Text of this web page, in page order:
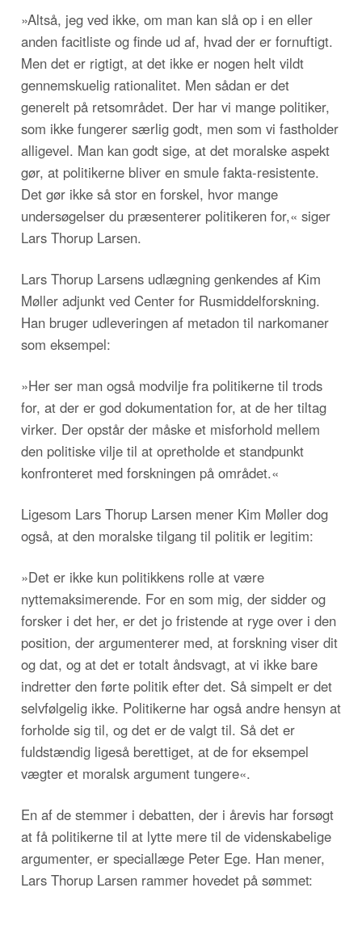
»Altså, jeg ved ikke, om man kan slå op i en eller
anden facitliste og finde ud af, hvad der er fornuftigt.
Men det er rigtigt, at det ikke er nogen helt vildt
gennemskuelig rationalitet. Men sådan er det
generelt på retsområdet. Der har vi mange politiker,
som ikke fungerer særlig godt, men som vi fastholder
alligevel. Man kan godt sige, at det moralske aspekt
gør, at politikerne bliver en smule fakta-resistente.
Det gør ikke så stor en forskel, hvor mange
undersøgelser du præsenterer politikeren for,« siger
Lars Thorup Larsen.
Lars Thorup Larsens udlægning genkendes af Kim
Møller adjunkt ved Center for Rusmiddelforskning.
Han bruger udleveringen af metadon til narkomaner
som eksempel:
»Her ser man også modvilje fra politikerne til trods
for, at der er god dokumentation for, at de her tiltag
virker. Der opstår der måske et misforhold mellem
den politiske vilje til at opretholde et standpunkt
konfronteret med forskningen på området.«
Ligesom Lars Thorup Larsen mener Kim Møller dog
også, at den moralske tilgang til politik er legitim:
»Det er ikke kun politikkens rolle at være
nyttemaksimerende. For en som mig, der sidder og
forsker i det her, er det jo fristende at ryge over i den
position, der argumenterer med, at forskning viser dit
og dat, og at det er totalt åndsvagt, at vi ikke bare
indretter den førte politik efter det. Så simpelt er det
selvfølgelig ikke. Politikerne har også andre hensyn at
forholde sig til, og det er de valgt til. Så det er
fuldstændig ligeså berettiget, at de for eksempel
vægter et moralsk argument tungere«.
En af de stemmer i debatten, der i årevis har forsøgt
at få politikerne til at lytte mere til de videnskabelige
argumenter, er speciallæge Peter Ege. Han mener,
Lars Thorup Larsen rammer hovedet på sømmet: